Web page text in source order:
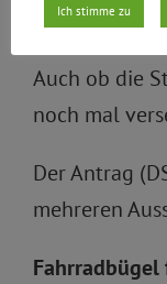
erhalten und
Auch ob die
noch mal
Der Antrag
mehreren
Ich stimme zu